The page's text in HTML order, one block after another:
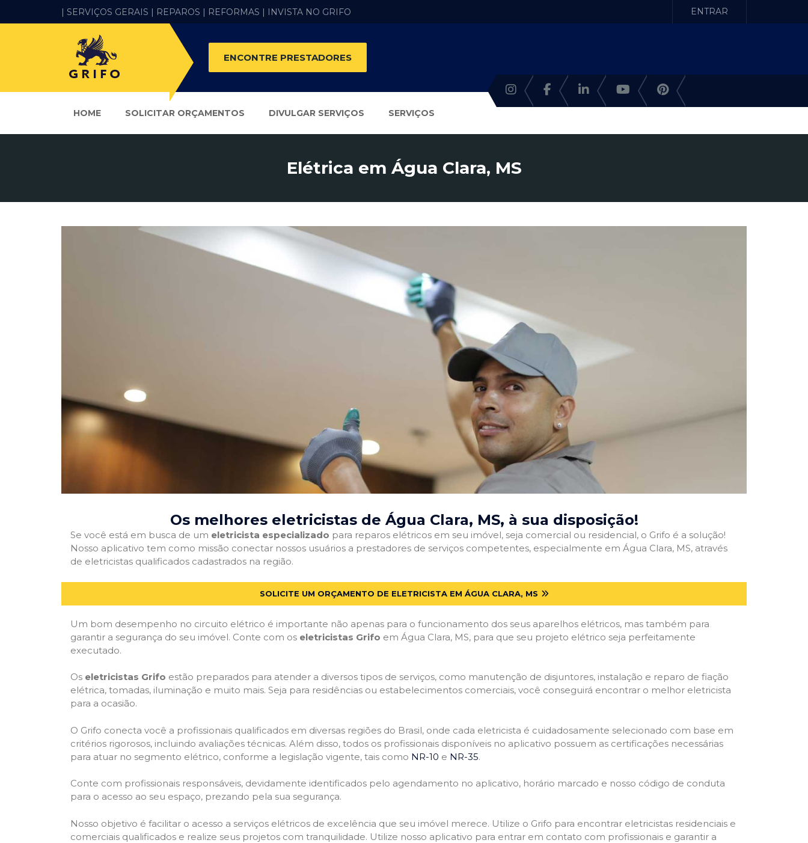
| SERVIÇOS GERAIS | REPAROS | REFORMAS | INVISTA NO GRIFO ENTRAR
ENCONTRE PRESTADORES
HOME SOLICITAR ORÇAMENTOS DIVULGAR SERVIÇOS SERVIÇOS
Elétrica em Água Clara, MS
Os melhores eletricistas de Água Clara, MS, à sua disposição!
Se você está em busca de um eletricista especializado para reparos elétricos em seu imóvel, seja comercial ou residencial, o Grifo é a solução!
Nosso aplicativo tem como missão conectar nossos usuários a prestadores de serviços competentes, especialmente em Água Clara, MS, através
de eletricistas qualificados cadastrados na região.
SOLICITE UM ORÇAMENTO DE ELETRICISTA EM ÁGUA CLARA, MS
Um bom desempenho no circuito elétrico é importante não apenas para o funcionamento dos seus aparelhos elétricos, mas também para
garantir a segurança do seu imóvel. Conte com os eletricistas Grifo em Água Clara, MS, para que seu projeto elétrico seja perfeitamente
executado.
Os eletricistas Grifo estão preparados para atender a diversos tipos de serviços, como manutenção de disjuntores, instalação e reparo de fiação
elétrica, tomadas, iluminação e muito mais. Seja para residências ou estabelecimentos comerciais, você conseguirá encontrar o melhor eletricista
para a ocasião.
O Grifo conecta você a profissionais qualificados em diversas regiões do Brasil, onde cada eletricista é cuidadosamente selecionado com base em
critérios rigorosos, incluindo avaliações técnicas. Além disso, todos os profissionais disponíveis no aplicativo possuem as certificações necessárias
para atuar no segmento elétrico, conforme a legislação vigente, tais como NR-10 e NR-35.
Conte com profissionais responsáveis, devidamente identificados pelo agendamento no aplicativo, horário marcado e nosso código de conduta
para o acesso ao seu espaço, prezando pela sua segurança.
Nosso objetivo é facilitar o acesso a serviços elétricos de excelência que seu imóvel merece. Utilize o Grifo para encontrar eletricistas residenciais e
comerciais qualificados e realize seus projetos com tranquilidade. Utilize nosso aplicativo para entrar em contato com profissionais e garantir a